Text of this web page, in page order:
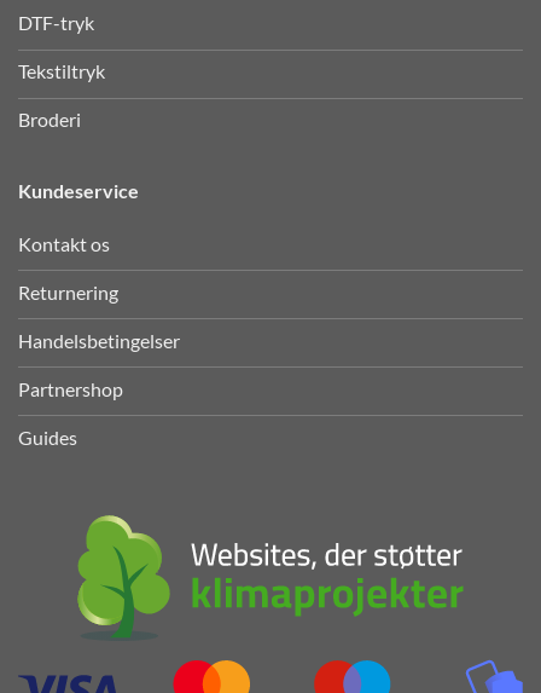
DTF-tryk
Tekstiltryk
Broderi
Kundeservice
Kontakt os
Returnering
Handelsbetingelser
Partnershop
Guides